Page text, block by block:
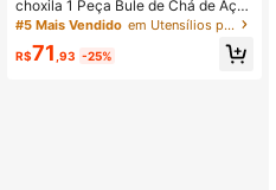
choxila 1 Peça Bule de Chá de Aço I
noxidável com Infusor, Cafeteira Iso
lada, Chaleira de Água, Chaleira de
Café, Chaleira para Ferver Chá, Par
#5 Mais Vendido em Utensílios para bebidas em aço inoxidável Panel
R$71 ,93 -25%